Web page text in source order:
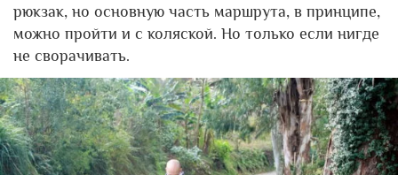
рюкзак, но основную часть маршрута, в принципе,
можно пройти и с коляской. Но только если нигде
не сворачивать.